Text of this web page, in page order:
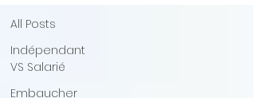
All Posts
Indépendant
VS Salarié
Embaucher